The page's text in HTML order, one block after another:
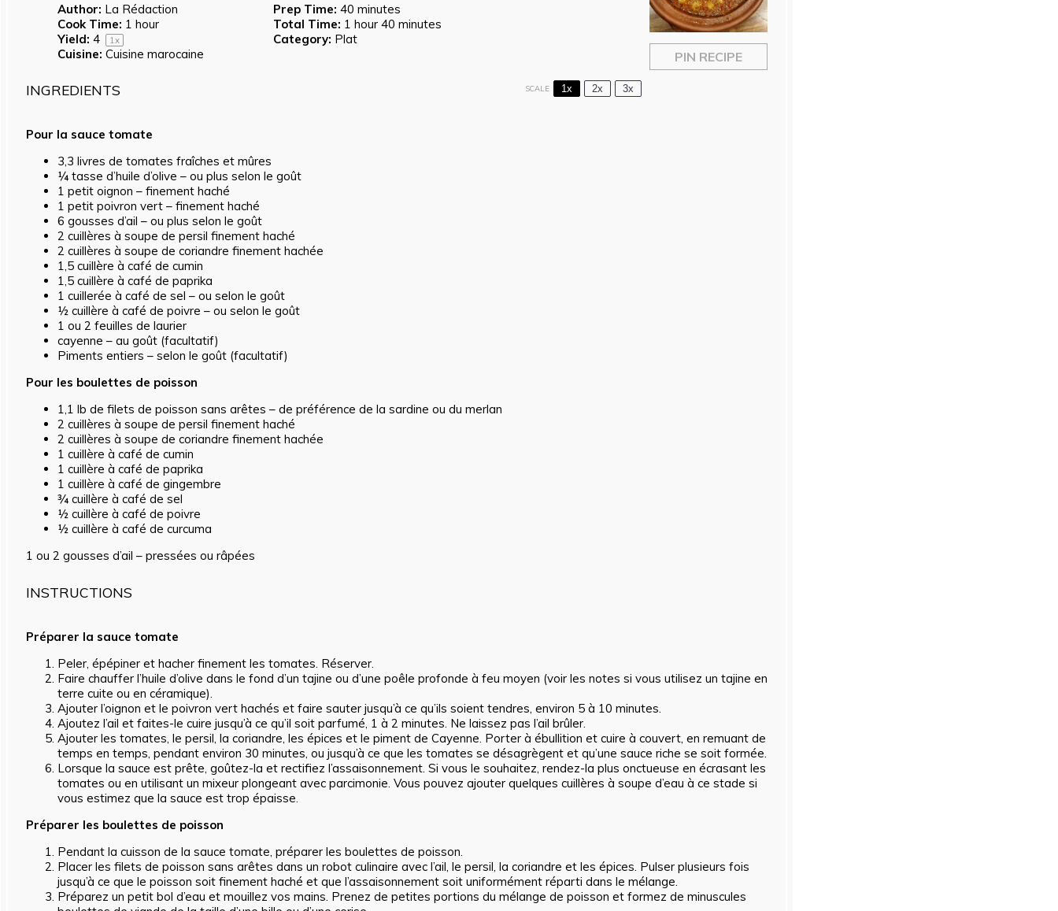
PIN RECIPE
Author: La Rédaction Prep Time: 40 minutes
Cook Time: 1 hour Total Time: 1 hour 40 minutes
Yield: 4 1 x Category: Plat
Cuisine: Cuisine marocaine
INGREDIENTS SCALE 1x 2x 3x
Pour la sauce tomate
3,3 livres de tomates fraîches et mûres
¼tasse d’huile d’olive – ou plus selon le goût
1 petit oignon – finement haché
1 petit poivron vert – finement haché
6 gousses d’ail – ou plus selon le goût
2 cuillères à soupe de persil finement haché
2 cuillères à soupe de coriandre finement hachée
1,5 cuillère à café de cumin
1,5 cuillère à café de paprika
1 cuillerée à café de sel – ou selon le goût
½cuillère à café de poivre – ou selon le goût
1 ou 2 feuilles de laurier
cayenne – au goût (facultatif)
Piments entiers – selon le goût (facultatif)
Pour les boulettes de poisson
1,1 lb de filets de poisson sans arêtes – de préférence de la sardine ou du merlan
2 cuillères à soupe de persil finement haché
2 cuillères à soupe de coriandre finement hachée
1 cuillère à café de cumin
1 cuillère à café de paprika
1 cuillère à café de gingembre
¾cuillère à café de sel
½cuillère à café de poivre
½cuillère à café de curcuma
1 ou 2 gousses d’ail – pressées ou râpées
INSTRUCTIONS
Préparer la sauce tomate
Peler, épépiner et hacher finement les tomates. Réserver.
Faire chauffer l’huile d’olive dans le fond d’un tajine ou d’une poêle profonde à feu moyen (voir les notes si vous utilisez un tajine en
terre cuite ou en céramique).
Ajouter l’oignon et le poivron vert hachés et faire sauter jusqu’à ce qu’ils soient tendres, environ 5 à 10 minutes.
Ajoutez l’ail et faites-le cuire jusqu’à ce qu’il soit parfumé, 1 à 2 minutes. Ne laissez pas l’ail brûler.
Ajouter les tomates, le persil, la coriandre, les épices et le piment de Cayenne. Porter à ébullition et cuire à couvert, en remuant de
temps en temps, pendant environ 30 minutes, ou jusqu’à ce que les tomates se désagrègent et qu’une sauce riche se soit formée.
Lorsque la sauce est prête, goûtez-la et rectifiez l’assaisonnement. Si vous le souhaitez, rendez-la plus onctueuse en écrasant les
tomates ou en utilisant un mixeur plongeant avec parcimonie. Vous pouvez ajouter quelques cuillères à soupe d’eau à ce stade si
vous estimez que la sauce est trop épaisse.
Préparer les boulettes de poisson
Pendant la cuisson de la sauce tomate, préparer les boulettes de poisson.
Placer les filets de poisson sans arêtes dans un robot culinaire avec l’ail, le persil, la coriandre et les épices. Pulser plusieurs fois
jusqu’à ce que le poisson soit finement haché et que l’assaisonnement soit uniformément réparti dans le mélange.
Préparez un petit bol d’eau et mouillez vos mains. Prenez de petites portions du mélange de poisson et formez de minuscules